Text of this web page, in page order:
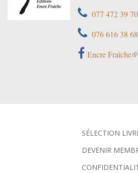
077 472 39 70
076 616 38 68
Encre Fraîche
SÉLECTION
DEVENIR